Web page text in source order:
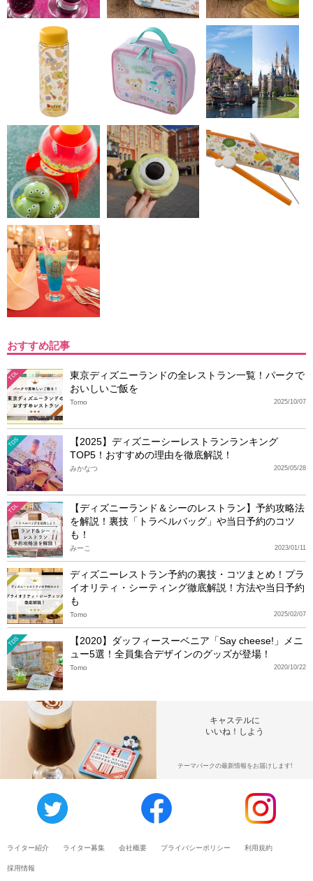
おすすめ記事
TDL
東京ディズニーランドの全レストラン一覧！パークで
おいしいご飯を
2025/10/07
Tomo
TDS
【2025】ディズニーシーレストランランキング
TOP5！おすすめの理由を徹底解説！
2025/05/28
みかなつ
TDL
【ディズニーランド＆シーのレストラン】予約攻略法
を解説！裏技「トラベルバッグ」や当日予約のコツ
も！
2023/01/11
みーこ
ディズニーレストラン予約の裏技・コツまとめ！プラ
イオリティ・シーティング徹底解説！方法や当日予約
も
2025/02/07
Tomo
TDS
【2020】ダッフィースーベニア「Say cheese!」メニ
ュー5選！全員集合デザインのグッズが登場！
2020/10/22
Tomo
キャステルに
いいね！しよう
テーマパークの最新情報をお届けします!
ライター紹介 ライター募集 会社概要 プライバシーポリシー 利用規約
採用情報